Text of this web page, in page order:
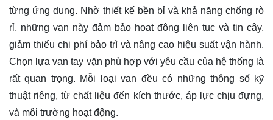
từng ứng dụng. Nhờ thiết kế bền bỉ và khả năng chống rò
rỉ, những van này đảm bảo hoạt động liên tục và tin cậy,
giảm thiểu chi phí bảo trì và nâng cao hiệu suất vận hành.
Chọn lựa van tay vặn phù hợp với yêu cầu của hệ thống là
rất quan trọng. Mỗi loại van đều có những thông số kỹ
thuật riêng, từ chất liệu đến kích thước, áp lực chịu đựng,
và môi trường hoạt động.